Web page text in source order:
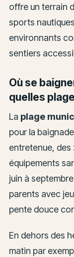
offre un terrain
sports
environnants
sentiers
Où se
quelles
La plage
pour la
entretenue, des
équipements
juin à
parents avec
pente douce
En dehors des
matin par